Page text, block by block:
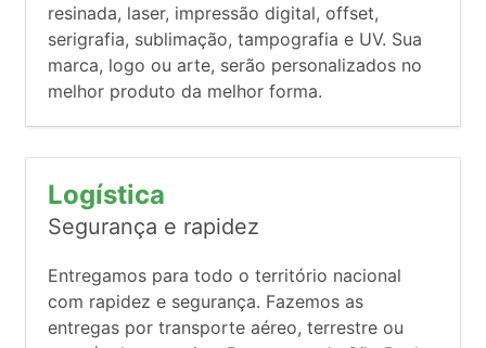
resinada, laser, impressão digital, offset,
serigrafia, sublimação, tampografia e UV. Sua
marca, logo ou arte, serão personalizados no
melhor produto da melhor forma.
Logística
Segurança e rapidez
Entregamos para todo o território nacional
com rapidez e segurança. Fazemos as
entregas por transporte aéreo, terrestre ou